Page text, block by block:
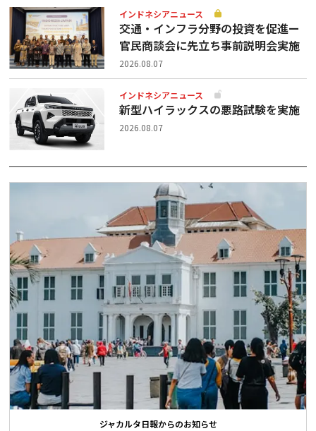
インドネシアニュース
交通・インフラ分野の投資を促進ー
官民商談会に先立ち事前説明会実施
2026.08.07
インドネシアニュース
新型ハイラックスの悪路試験を実施
2026.08.07
ジャカルタ日報からのお知らせ